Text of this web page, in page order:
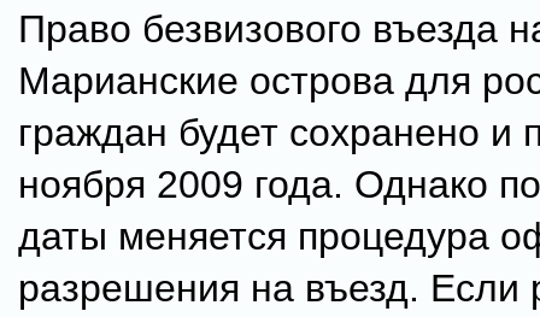
Право безвизового въезда
Марианские острова для
граждан будет сохранено и
ноября 2009 года. Однако
даты меняется процедура
разрешения на въезд. Если